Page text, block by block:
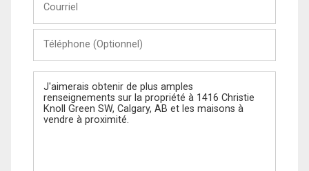
(Optionnel)
Message